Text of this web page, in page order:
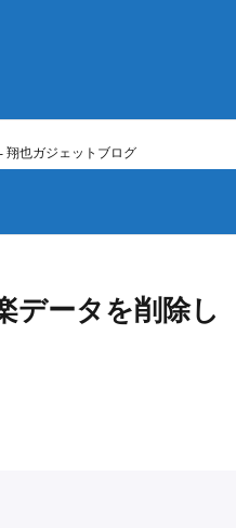
翔也ガジェットブログ
データを削除し